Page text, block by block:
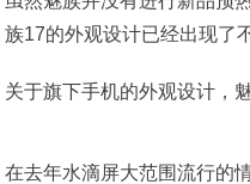
族17的外观设计已经出现了
关于旗下手机的外观设计，
在去年水滴屏大范围流行的